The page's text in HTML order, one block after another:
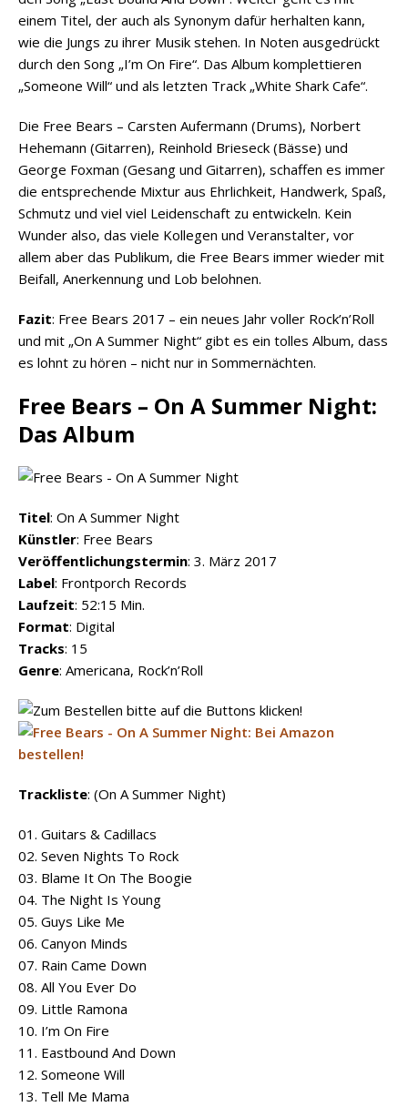
einem Titel, der auch als Synonym dafür herhalten kann,
wie die Jungs zu ihrer Musik stehen. In Noten ausgedrückt
durch den Song „I’m On Fire“. Das Album komplettieren
„Someone Will“ und als letzten Track „White Shark Cafe“.
Die Free Bears – Carsten Aufermann (Drums), Norbert
Hehemann (Gitarren), Reinhold Brieseck (Bässe) und
George Foxman (Gesang und Gitarren), schaffen es immer
die entsprechende Mixtur aus Ehrlichkeit, Handwerk, Spaß,
Schmutz und viel viel Leidenschaft zu entwickeln. Kein
Wunder also, das viele Kollegen und Veranstalter, vor
allem aber das Publikum, die Free Bears immer wieder mit
Beifall, Anerkennung und Lob belohnen.
Fazit: Free Bears 2017 – ein neues Jahr voller Rock’n’Roll
und mit „On A Summer Night“ gibt es ein tolles Album, dass
es lohnt zu hören – nicht nur in Sommernächten.
Free Bears – On A Summer Night:
Das Album
Titel: On A Summer Night
Künstler: Free Bears
Veröffentlichungstermin: 3. März 2017
Label: Frontporch Records
Laufzeit: 52:15 Min.
Format: Digital
Tracks: 15
Genre: Americana, Rock’n’Roll
Trackliste: (On A Summer Night)
01. Guitars & Cadillacs
02. Seven Nights To Rock
03. Blame It On The Boogie
04. The Night Is Young
05. Guys Like Me
06. Canyon Minds
07. Rain Came Down
08. All You Ever Do
09. Little Ramona
10. I’m On Fire
11. Eastbound And Down
12. Someone Will
13. Tell Me Mama